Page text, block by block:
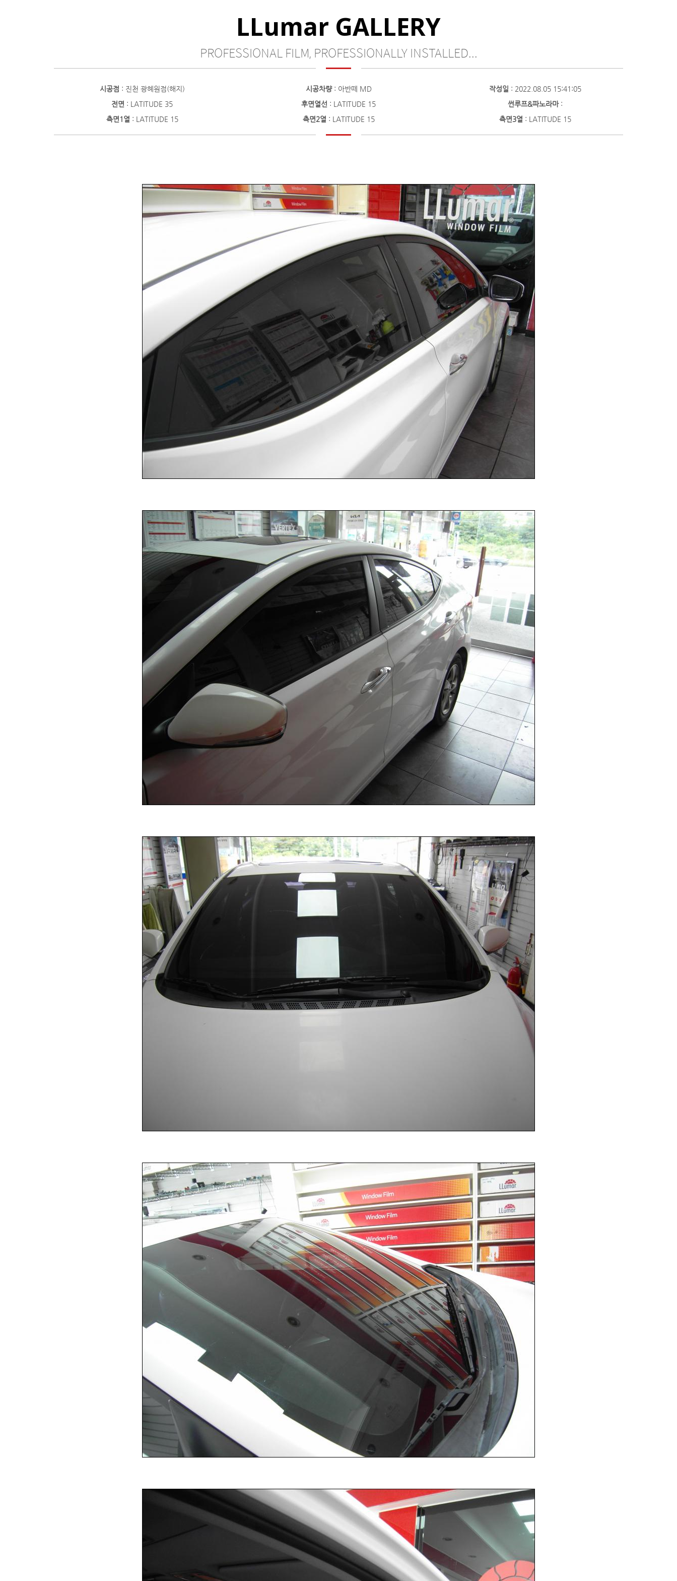
LLumar GALLERY
PROFESSIONAL FILM, PROFESSIONALLY INSTALLED...
시공점 : 진천 광혜원점(해지)
전면 : LATITUDE 35
측면1열 : LATITUDE 15
시공차량: 아반떼 MD
후면열선 : LATITUDE 15
측면2열 : LATITUDE 15
작성일 : 2022.08.05 15:41:05
썬루프&파노라마:
측면3열 : LATITUDE 15